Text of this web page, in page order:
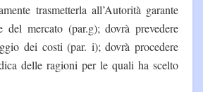
trasmetterla all’Autorità garante
del mercato (par.g); dovrà prevedere
dei costi (par. i); dovrà procedere
delle ragioni per le quali ha scelto